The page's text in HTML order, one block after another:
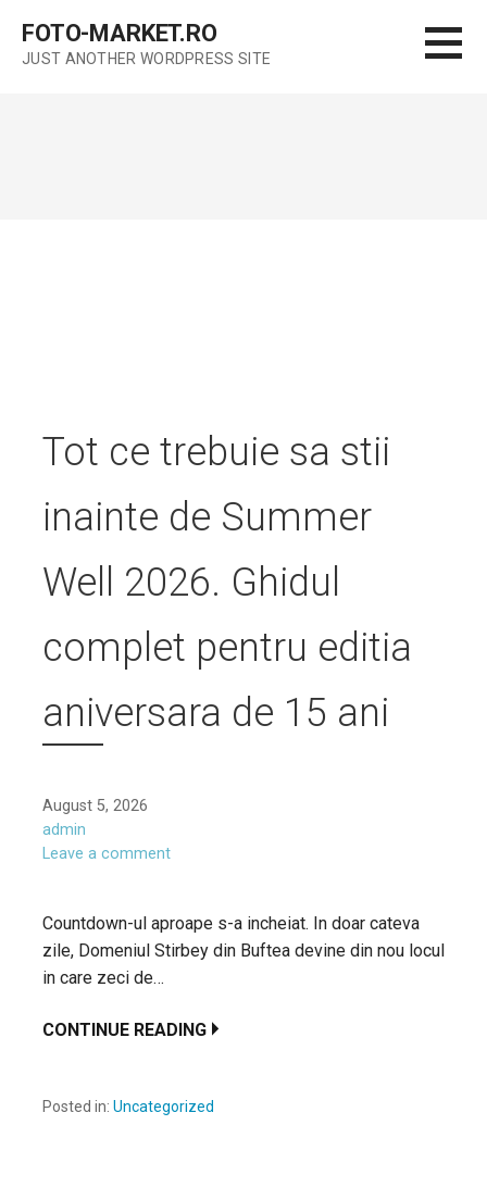
FOTO-MARKET.RO
JUST ANOTHER WORDPRESS SITE
Tot ce trebuie sa stii
inainte de Summer
Well 2026. Ghidul
complet pentru editia
aniversara de 15 ani
August 5, 2026
admin
Leave a comment
Countdown-ul aproape s-a incheiat. In doar cateva
zile, Domeniul Stirbey din Buftea devine din nou locul
in care zeci de…
CONTINUE READING
Posted in: Uncategorized